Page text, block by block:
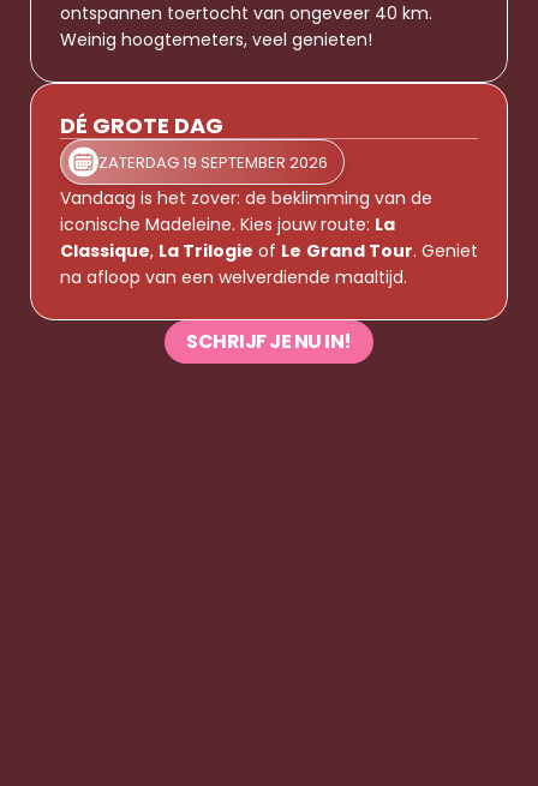
ontspannen toertocht van ongeveer 40 km.
Weinig hoogtemeters, veel genieten!
DÉ GROTE DAG
ZATERDAG 19 SEPTEMBER 2026
Vandaag is het zover: de beklimming van de
iconische Madeleine. Kies jouw route: La
Classique, La Trilogie of Le Grand Tour. Geniet
na afloop van een welverdiende maaltijd.
SCHRIJF JE NU IN!